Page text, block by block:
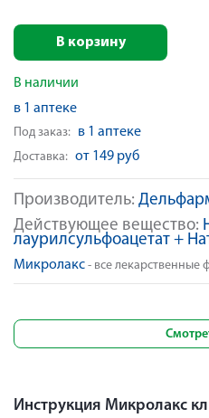
Производитель:
Действующее вещество:
лаурилсульфоацетат +
Микролакс - все лекарственные
В корзину
В наличии
в 1 аптеке
Под заказ: в 1 аптеке
Доставка: от 149 руб
Инструкция Микролакс